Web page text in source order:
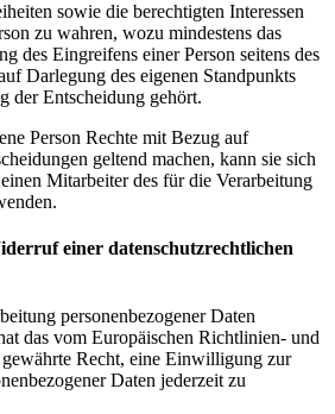
sowie die berechtigten Interessen
zu wahren, wozu mindestens das
des Eingreifens einer Person seitens des
Darlegung des eigenen Standpunkts
der Entscheidung gehört.
Person Rechte mit Bezug auf
geltend machen, kann sie sich
Mitarbeiter des für die Verarbeitung
einer datenschutzrechtlichen
personenbezogener Daten
das vom Europäischen Richtlinien- und
Recht, eine Einwilligung zur
Daten jederzeit zu